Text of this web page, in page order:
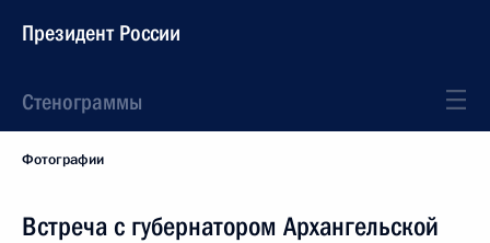
Президент России
Стенограммы
Фотографии
Встреча с губернатором Архангельской